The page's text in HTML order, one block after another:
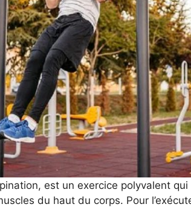
est un exercice polyvalent
du haut du corps. Pour